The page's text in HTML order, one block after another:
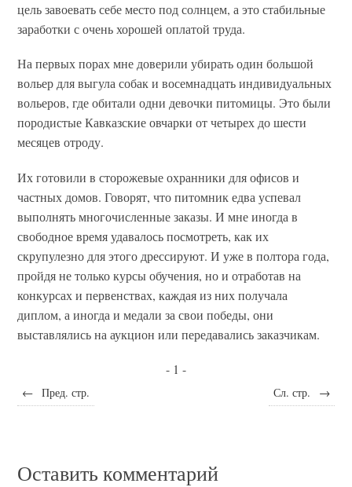
цель завоевать себе место под солнцем, а это стабильные
заработки с очень хорошей оплатой труда.
На первых порах мне доверили убирать один большой
вольер для выгула собак и восемнадцать индивидуальных
вольеров, где обитали одни девочки питомицы. Это были
породистые Кавказские овчарки от четырех до шести
месяцев отроду.
Их готовили в сторожевые охранники для офисов и
частных домов. Говорят, что питомник едва успевал
выполнять многочисленные заказы. И мне иногда в
свободное время удавалось посмотреть, как их
скрупулезно для этого дрессируют. И уже в полтора года,
пройдя не только курсы обучения, но и отработав на
конкурсах и первенствах, каждая из них получала
диплом, а иногда и медали за свои победы, они
выставлялись на аукцион или передавались заказчикам.
- 1 -
← Пред. стр. Сл. стр. →
Оставить комментарий